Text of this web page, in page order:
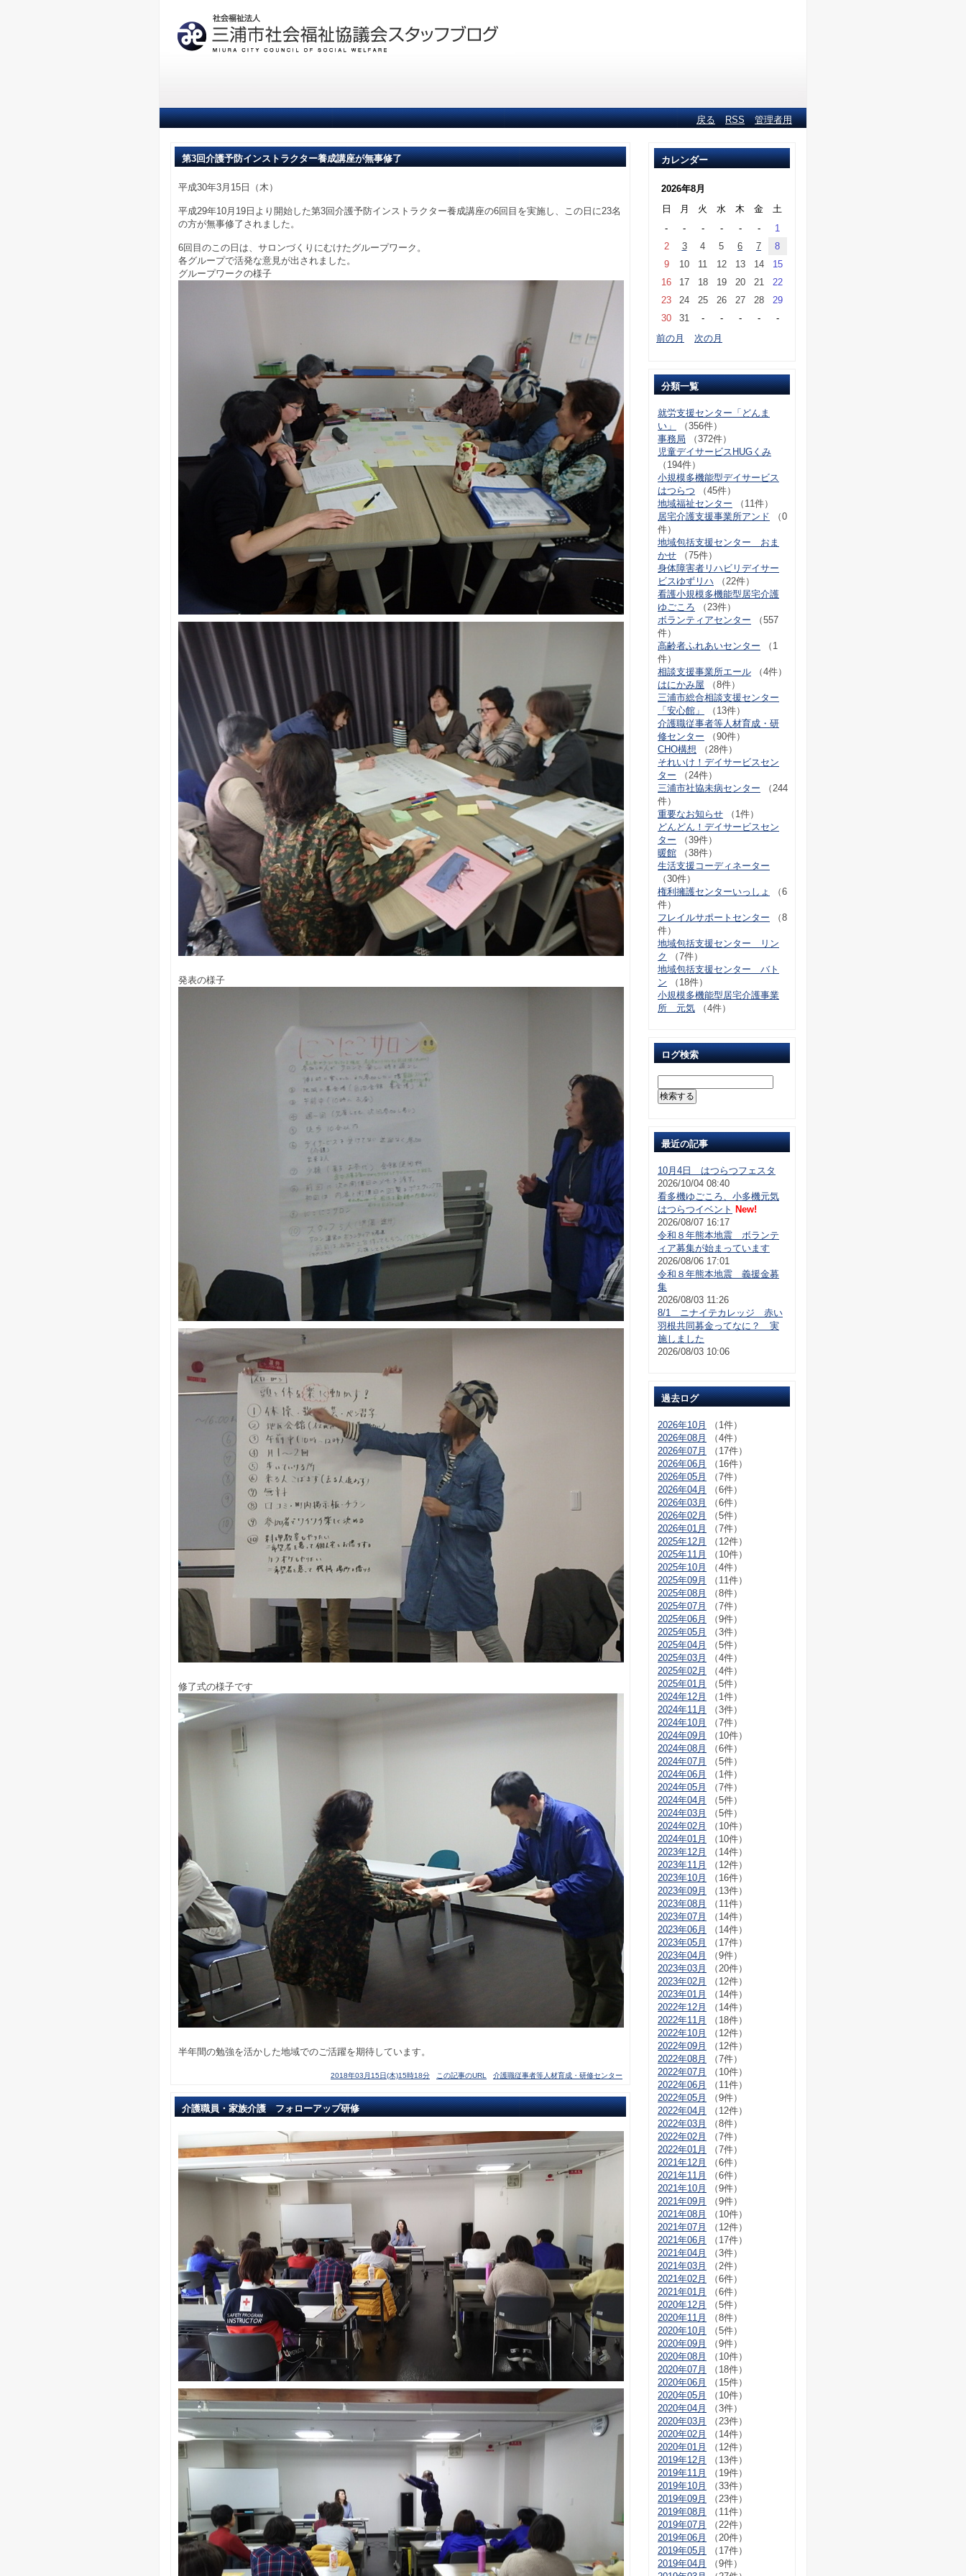
戻る RSS 管理者用
第3回介護予防インストラクター養成講座が無事修了
平成30年3月15日（木）
平成29年10月19日より開始した第3回介護予防インストラクター養成講座の6回目を実施し、この日に23名
の方が無事修了されました。
6回目のこの日は、サロンづくりにむけたグループワーク。
各グループで活発な意見が出されました。
グループワークの様子
発表の様子
修了式の様子です
半年間の勉強を活かした地域でのご活躍を期待しています。
2018年03月15日(木)15時18分 この記事のURL 介護職従事者等人材育成・研修センター
介護職員・家族介護 フォローアップ研修
カレンダー
2026年8月
日
月 火 水 木 金
土
-
- - - - -
1
2
3 4 5 6 7
8
9
10 11 12 13 14
15
16
17 18 19 20 21
22
23
24 25 26 27 28
29
30
31 - - - -
-
前の月
次の月
分類一覧
就労支援センター「どんま
い」
（356件）
事務局 （372件）
児童デイサービスHUGくみ
（194件）
小規模多機能型デイサービス
はつらつ （45件）
地域福祉センター （11件）
居宅介護支援事業所アンド （0
件）
地域包括支援センター おま
かせ （75件）
身体障害者リハビリデイサー
ビスゆずリハ （22件）
看護小規模多機能型居宅介護
ゆごころ （23件）
ボランティアセンター （557
件）
高齢者ふれあいセンター （1
件）
相談支援事業所エール （4件）
はにかみ屋 （8件）
三浦市総合相談支援センター
「安心館」
（13件）
介護職従事者等人材育成・研
修センター （90件）
CHO構想 （28件）
それいけ！デイサービスセン
ター （24件）
三浦市社協未病センター （244
件）
重要なお知らせ （1件）
どんどん！デイサービスセン
ター （39件）
暖館 （38件）
生活支援コーディネーター
（30件）
権利擁護センターいっしょ
（6
件）
フレイルサポートセンター （8
件）
地域包括支援センター リン
ク
（7件）
地域包括支援センター バト
ン （18件）
小規模多機能型居宅介護事業
所 元気 （4件）
ログ検索
最近の記事
10月4日 はつらつフェスタ
2026/10/04 08:40
看多機ゆごころ、小多機元気
はつらつイベント New!
2026/08/07 16:17
令和８年熊本地震 ボランテ
ィア募集が始まっています
2026/08/06 17:01
令和８年熊本地震 義援金募
集
2026/08/03 11:26
8/1 ニナイテカレッジ 赤い
羽根共同募金ってなに？ 実
施しました
2026/08/03 10:06
過去ログ
2026年10月
（1件）
2026年08月
（4件）
2026年07月
（17件）
2026年06月
（16件）
2026年05月
（7件）
2026年04月
（6件）
2026年03月
（6件）
2026年02月
（5件）
2026年01月
（7件）
2025年12月
（12件）
2025年11月
（10件）
2025年10月
（4件）
2025年09月
（11件）
2025年08月
（8件）
2025年07月
（7件）
2025年06月
（9件）
2025年05月
（3件）
2025年04月
（5件）
2025年03月
（4件）
2025年02月
（4件）
2025年01月
（5件）
2024年12月
（1件）
2024年11月
（3件）
2024年10月
（7件）
2024年09月
（10件）
2024年08月
（6件）
2024年07月
（5件）
2024年06月
（1件）
2024年05月
（7件）
2024年04月
（5件）
2024年03月
（5件）
2024年02月
（10件）
2024年01月
（10件）
2023年12月
（14件）
2023年11月
（12件）
2023年10月
（16件）
2023年09月
（13件）
2023年08月
（11件）
2023年07月
（14件）
2023年06月
（14件）
2023年05月
（17件）
2023年04月
（9件）
2023年03月
（20件）
2023年02月
（12件）
2023年01月
（14件）
2022年12月
（14件）
2022年11月
（18件）
2022年10月
（12件）
2022年09月
（12件）
2022年08月
（7件）
2022年07月
（10件）
2022年06月
（11件）
2022年05月
（9件）
2022年04月
（12件）
2022年03月
（8件）
2022年02月
（7件）
2022年01月
（7件）
2021年12月
（6件）
2021年11月
（6件）
2021年10月
（9件）
2021年09月
（9件）
2021年08月
（10件）
2021年07月
（12件）
2021年06月
（17件）
2021年04月
（3件）
2021年03月
（2件）
2021年02月
（6件）
2021年01月
（6件）
2020年12月
（5件）
2020年11月
（8件）
2020年10月
（5件）
2020年09月
（9件）
2020年08月
（10件）
2020年07月
（18件）
2020年06月
（15件）
2020年05月
（10件）
2020年04月
（3件）
2020年03月
（23件）
2020年02月
（14件）
2020年01月
（12件）
2019年12月
（13件）
2019年11月
（19件）
2019年10月
（33件）
2019年09月
（23件）
2019年08月
（11件）
2019年07月
（22件）
2019年06月
（20件）
2019年05月
（17件）
2019年04月
（9件）